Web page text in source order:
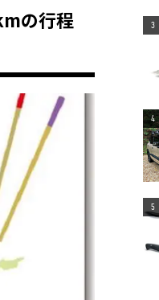
の行程
3
4
5